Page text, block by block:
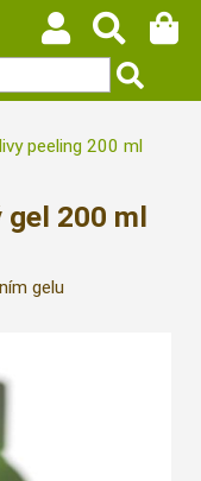
peeling 200 ml
gel 200 ml
gelu